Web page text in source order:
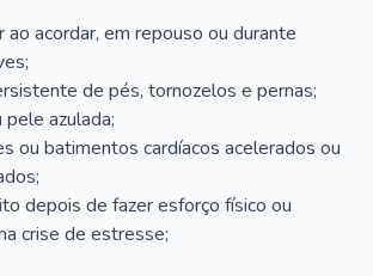
ao acordar, em repouso ou durante
de pés, tornozelos e pernas;
pele azulada;
ou batimentos cardíacos acelerados ou
depois de fazer esforço físico ou
crise de estresse;